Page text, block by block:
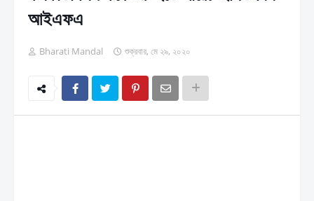
আইএফএ
Bharati Mandal শুক্রবার, মে ২৯, ২০২০